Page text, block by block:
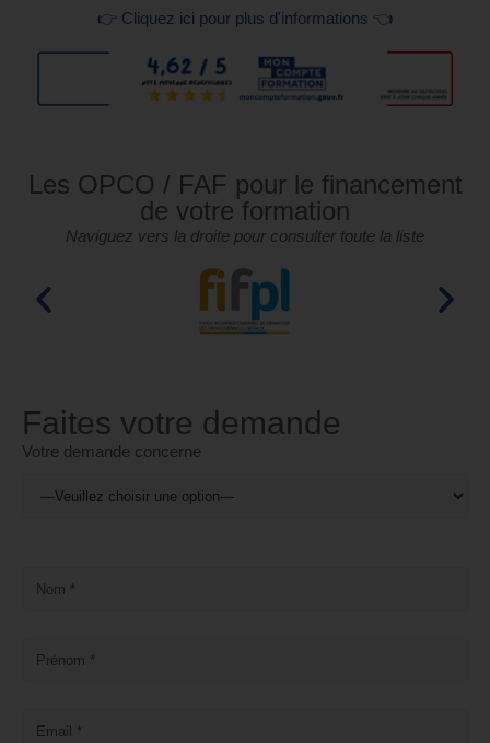
👉 Cliquez ici pour plus d'informations 👈
Les OPCO / FAF pour le financement
de votre formation
Naviguez vers la droite pour consulter toute la liste
Faites votre demande
Votre demande concerne